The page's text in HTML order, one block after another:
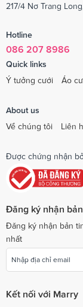
217/4 Nơ Trang
Hotline
086 207 8986
Quick links
Ý tưởng cưới
Áo
About us
Về chúng tôi
Liên
Được chứng nhận
Đăng ký nhận
Đăng ký nhận bản
nhất
Kết nối với Marry